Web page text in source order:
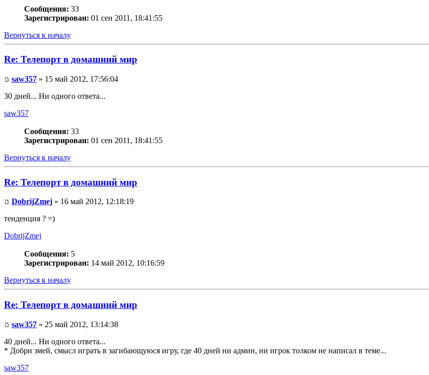
Сообщения: 33
Зарегистрирован: 01 сен 2011, 18:41:55
Вернуться к началу
Re: Телепорт в домашний мир
saw357 » 15 май 2012, 17:56:04
30 дней... Ни одного ответа...
saw357
Сообщения: 33
Зарегистрирован: 01 сен 2011, 18:41:55
Вернуться к началу
Re: Телепорт в домашний мир
DobrijZmej » 16 май 2012, 12:18:19
тенденция ? =)
DobrijZmej
Сообщения: 5
Зарегистрирован: 14 май 2012, 10:16:59
Вернуться к началу
Re: Телепорт в домашний мир
saw357 » 25 май 2012, 13:14:38
40 дней... Ни одного ответа...
* Добри змей, смысл играть в загибающуюся игру, где 40 дней ни админ, ни игрок толком не написал в теме...
saw357